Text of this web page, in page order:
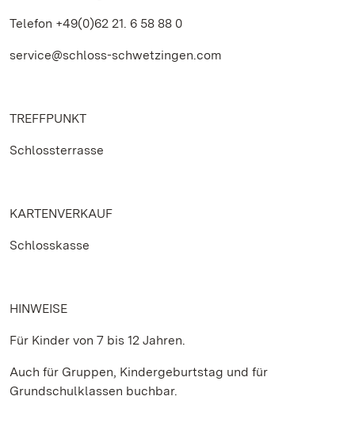
Telefon +49(0)62 21. 6 58 88 0
service@schloss-schwetzingen.com
TREFFPUNKT
Schlossterrasse
KARTENVERKAUF
Schlosskasse
HINWEISE
Für Kinder von 7 bis 12 Jahren.
Auch für Gruppen, Kindergeburtstag und für
Grundschulklassen buchbar.